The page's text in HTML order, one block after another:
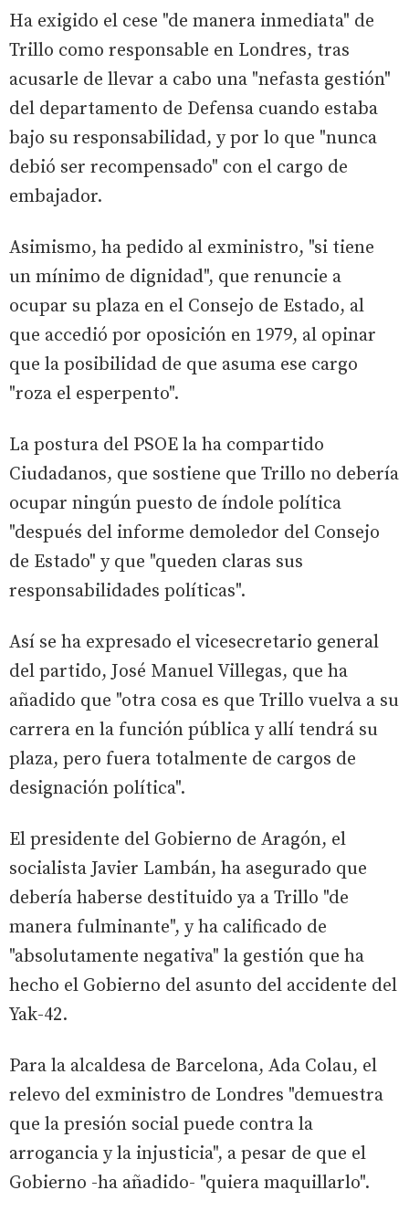
Ha exigido el cese "de manera inmediata" de
Trillo como responsable en Londres, tras
acusarle de llevar a cabo una "nefasta gestión"
del departamento de Defensa cuando estaba
bajo su responsabilidad, y por lo que "nunca
debió ser recompensado" con el cargo de
embajador.
Asimismo, ha pedido al exministro, "si tiene
un mínimo de dignidad", que renuncie a
ocupar su plaza en el Consejo de Estado, al
que accedió por oposición en 1979, al opinar
que la posibilidad de que asuma ese cargo
"roza el esperpento".
La postura del PSOE la ha compartido
Ciudadanos, que sostiene que Trillo no debería
ocupar ningún puesto de índole política
"después del informe demoledor del Consejo
de Estado" y que "queden claras sus
responsabilidades políticas".
Así se ha expresado el vicesecretario general
del partido, José Manuel Villegas, que ha
añadido que "otra cosa es que Trillo vuelva a su
carrera en la función pública y allí tendrá su
plaza, pero fuera totalmente de cargos de
designación política".
El presidente del Gobierno de Aragón, el
socialista Javier Lambán, ha asegurado que
debería haberse destituido ya a Trillo "de
manera fulminante", y ha calificado de
"absolutamente negativa" la gestión que ha
hecho el Gobierno del asunto del accidente del
Yak-42.
Para la alcaldesa de Barcelona, Ada Colau, el
relevo del exministro de Londres "demuestra
que la presión social puede contra la
arrogancia y la injusticia", a pesar de que el
Gobierno -ha añadido- "quiera maquillarlo".